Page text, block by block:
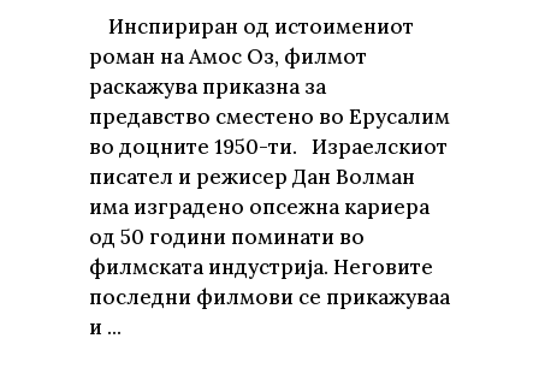
Инспириран од истоимениот
роман на Амос Оз, филмот
раскажува приказна за
предавство сместено во Ерусалим
во доцните 1950-ти. Израелскиот
писател и режисер Дан Волман
има изградено опсежна кариера
од 50 години поминати во
филмската индустрија. Неговите
последни филмови се прикажуваа
и